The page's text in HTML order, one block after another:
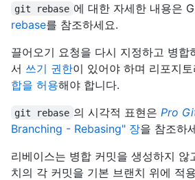
git rebase 에 대한 자세한 내용은
rebase를 참조하세요.
끌어오기 요청을 다시 지정하고 병합
서 쓰기 권한이 있어야 하며 리포지토
합을 허용해야 합니다.
git rebase 의 시각적 표현은 Pro
Branching - Rebasing" 장을 참조하
리베이스는 병합 커밋을 생성하지 않
치의 각 커밋을 기본 브랜치 위에 적